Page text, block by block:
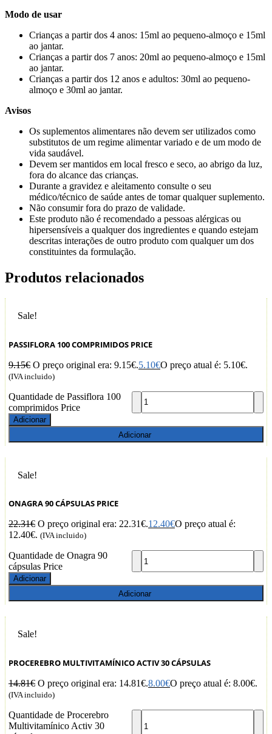
Modo de usar
Crianças a partir dos 4 anos: 15ml ao pequeno-almoço e 15ml
ao jantar.
Crianças a partir dos 7 anos: 20ml ao pequeno-almoço e 15ml
ao jantar.
Crianças a partir dos 12 anos e adultos: 30ml ao pequeno-
almoço e 30ml ao jantar.
Avisos
Os suplementos alimentares não devem ser utilizados como
substitutos de um regime alimentar variado e de um modo de
vida saudável.
Devem ser mantidos em local fresco e seco, ao abrigo da luz,
fora do alcance das crianças.
Durante a gravidez e aleitamento consulte o seu
médico/técnico de saúde antes de tomar qualquer suplemento.
Não consumir fora do prazo de validade.
Este produto não é recomendado a pessoas alérgicas ou
hipersensíveis a qualquer dos ingredientes e quando estejam
descritas interações de outro produto com qualquer um dos
constituintes da formulação.
Produtos relacionados
Sale!
PASSIFLORA 100 COMPRIMIDOS PRICE
9.15€ O preço original era: 9.15€.5.10€O preço atual é: 5.10€.
(IVA incluido)
Quantidade de Passiflora 100
comprimidos Price
Adicionar
Adicionar
Sale!
ONAGRA 90 CÁPSULAS PRICE
22.31€ O preço original era: 22.31€.12.40€O preço atual é:
12.40€. (IVA incluido)
Quantidade de Onagra 90
cápsulas Price
Adicionar
Adicionar
Sale!
PROCEREBRO MULTIVITAMÍNICO ACTIV 30 CÁPSULAS
14.81€ O preço original era: 14.81€.8.00€O preço atual é: 8.00€.
(IVA incluido)
Quantidade de Procerebro
Multivitamínico Activ 30